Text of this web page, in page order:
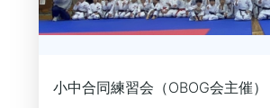
小中合同練習会（OBOG会主催）